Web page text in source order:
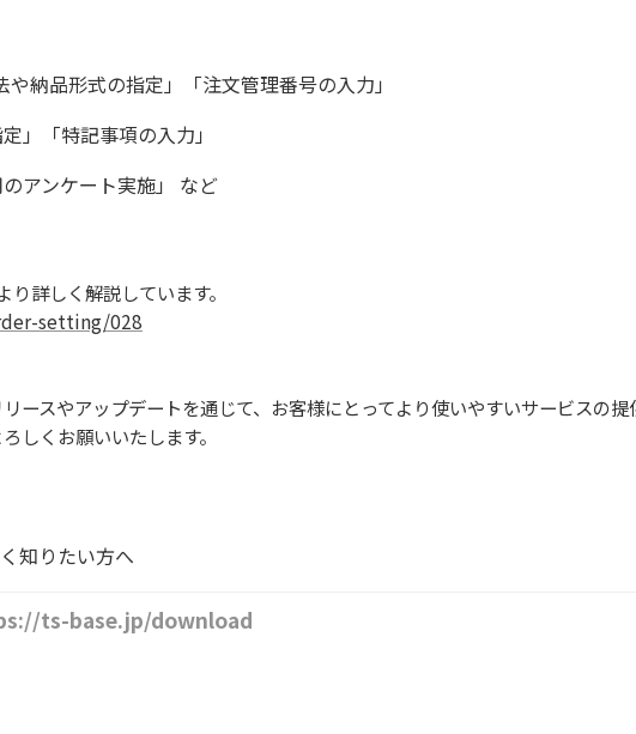
納品形式の指定」「注文管理番号の入力」
」「特記事項の入力」
アンケート実施」 など
詳しく解説しています。
setting/028
ースやアップデートを通じて、お客様にとってより使いやすいサービスの提
しくお願いいたします。
知りたい方へ
ts-base.jp/download